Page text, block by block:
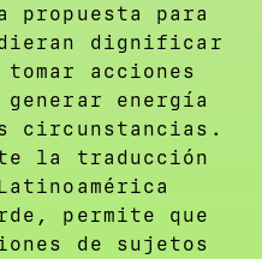
propuesta para
dignificar
acciones
energía
circunstancias.
la traducción
permite que
de sujetos